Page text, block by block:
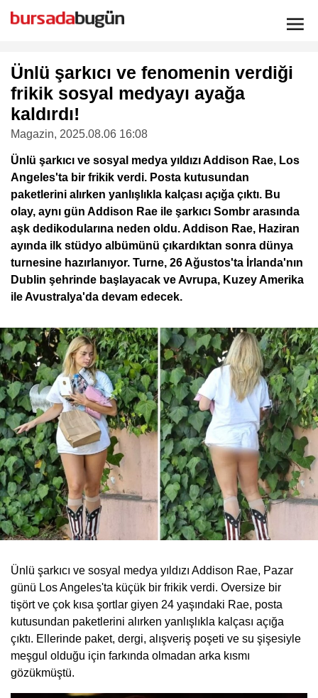
Ünlü şarkıcı ve fenomenin verdiği
frikik sosyal medyayı ayağa
kaldırdı!
Magazin, 2025.08.06 16:08
Ünlü şarkıcı ve sosyal medya yıldızı Addison Rae, Los
Angeles'ta bir frikik verdi. Posta kutusundan
paketlerini alırken yanlışlıkla kalçası açığa çıktı. Bu
olay, aynı gün Addison Rae ile şarkıcı Sombr arasında
aşk dedikodularına neden oldu. Addison Rae, Haziran
ayında ilk stüdyo albümünü çıkardıktan sonra dünya
turnesine hazırlanıyor. Turne, 26 Ağustos'ta İrlanda'nın
Dublin şehrinde başlayacak ve Avrupa, Kuzey Amerika
ile Avustralya'da devam edecek.
Ünlü şarkıcı ve sosyal medya yıldızı Addison Rae, Pazar
günü Los Angeles'ta küçük bir frikik verdi. Oversize bir
tişört ve çok kısa şortlar giyen 24 yaşındaki Rae, posta
kutusundan paketlerini alırken yanlışlıkla kalçası açığa
çıktı. Ellerinde paket, dergi, alışveriş poşeti ve su şişesiyle
meşgul olduğu için farkında olmadan arka kısmı
gözükmüştü.